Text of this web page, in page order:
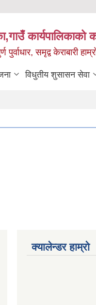
समृद्व केराबारी
विधुतीय शुसासन सेवा
क्यालेन्डर हाम्रो